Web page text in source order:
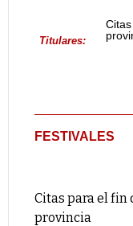
Titulares:
FESTIVALES
Citas para el fin
provincia